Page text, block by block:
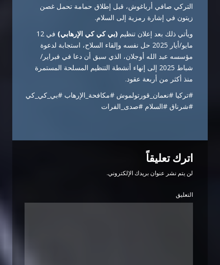
التركي صافي أرباغوش، قبل إطلاق حمامة تحمل غصن
زيتون في إشارة رمزية إلى السلام.
ويأتي ذلك بعد إعلان تنظيم (بي كي كي الإرهابي)
في 12
مايو/أيار 2025 حل نفسه وإلقاء السلاح، استجابة لدعوة
مؤسسه عبد الله أوجلان، الذي سبق أن دعا في فبراير/
شباط 2025 إلى إنهاء أنشطة التنظيم المسلحة المستمرة
منذ أكثر من أربعة عقود.
#تركيا #نعمان_قورتولموش #مكافحة_الإرهاب #بي_كي_كي
#شرناق #السلام #صدى_الفرات
اترك تعليقاً
لن يتم نشر عنوان بريدك الإلكتروني.
التعليق